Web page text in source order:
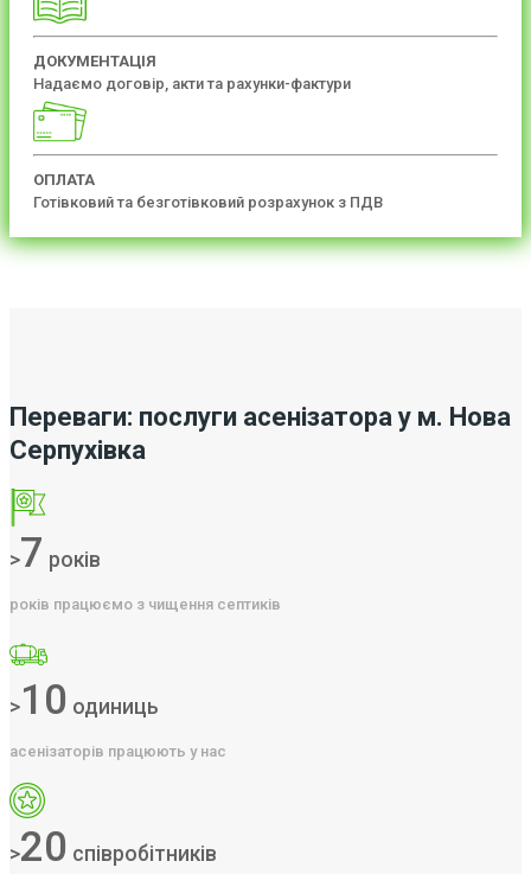
ДОКУМЕНТАЦІЯ
Надаємо договір, акти та рахунки-фактури
ОПЛАТА
Готівковий та безготівковий розрахунок з ПДВ
Переваги: послуги асенізатора у м. Нова
Серпухівка
>7 років
років працюємо з чищення септиків
>10 одиниць
асенізаторів працюють у нас
>20 співробітників